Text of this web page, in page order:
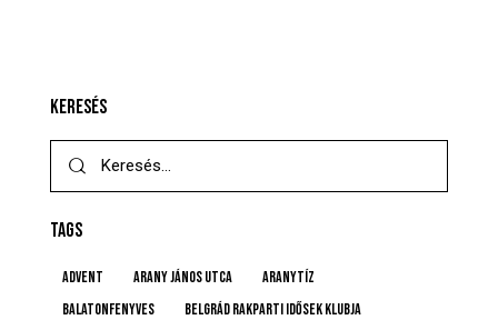
KERESÉS
TAGS
advent Arany János utca
Aranytíz
Balatonfenyves
Belgrád Rakparti Idősek Klubja